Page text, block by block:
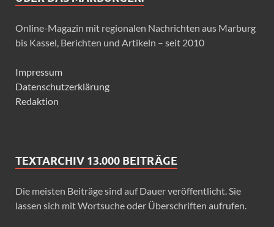
Online-Magazin mit regionalen Nachrichten aus Marburg
bis Kassel, Berichten und Artikeln – seit 2010
Impressum
Datenschutzerklärung
Redaktion
TEXTARCHIV 13.000 BEITRÄGE
Die meisten Beiträge sind auf Dauer veröffentlicht. Sie
lassen sich mit Wortsuche oder Überschriften aufrufen.